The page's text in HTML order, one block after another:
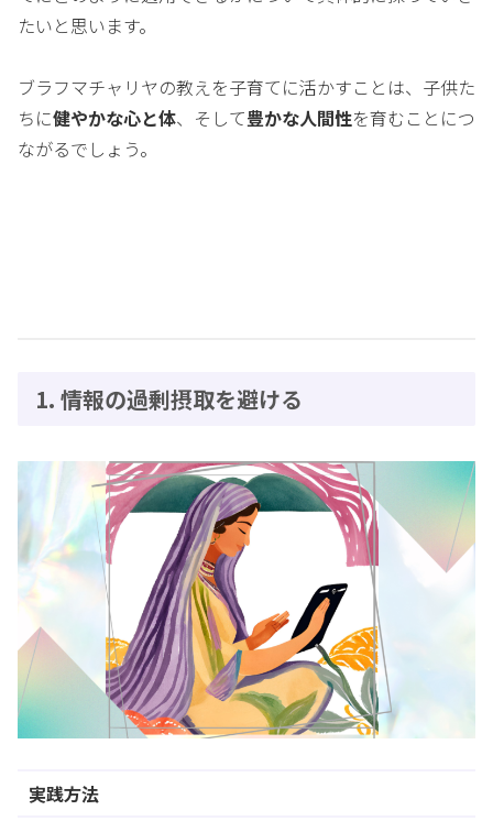
たいと思います。
ブラフマチャリヤの教えを子育てに活かすことは、子供た
ちに健やかな心と体、そして豊かな人間性を育むことにつ
ながるでしょう。
1. 情報の過剰摂取を避ける
実践方法